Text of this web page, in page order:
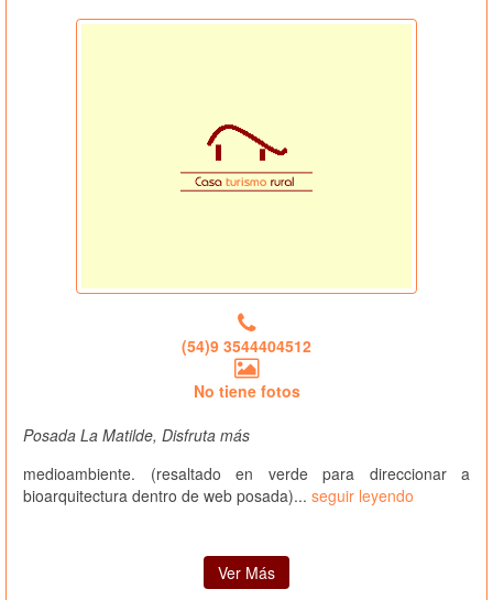
(54)9 3544404512
No tiene fotos
Posada La Matilde, Disfruta más
medioambiente. (resaltado en verde para direccionar a
bioarquitectura dentro de web posada)... seguir leyendo
Ver Más